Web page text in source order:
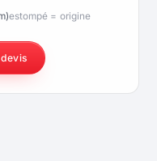
estompé = origine